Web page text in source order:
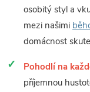
osobitý styl a
mezi našimi
domácnost
Pohodlí na
příjemnou